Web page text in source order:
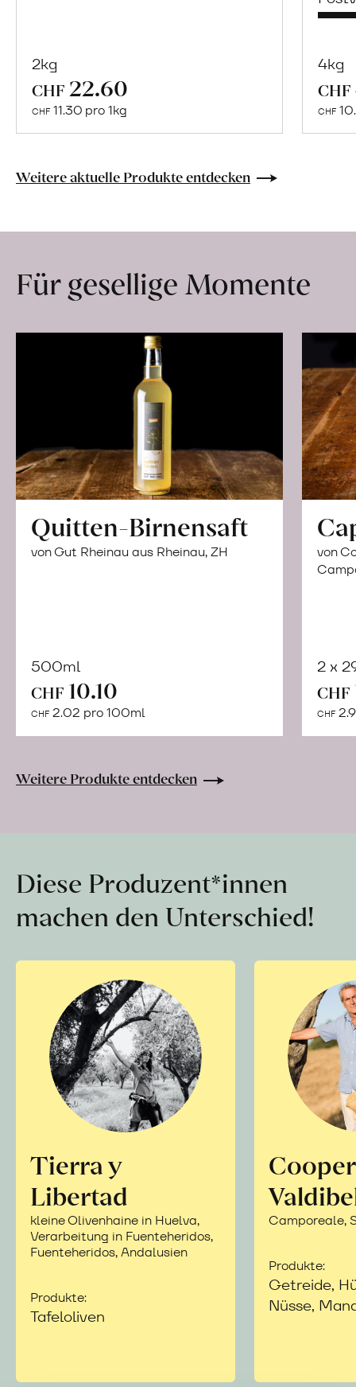
2kg
CHF 22.60
CHF 11.30 pro 1kg
Spiga
erfahren
4kg
CHF
CHF
Weitere aktuelle Produkte entdecken
Für gesellige Momente
Quitten-Birnensaft
von Gut Rheinau aus Rheinau, ZH
500ml
CHF 10.10
CHF 2.02 pro 100ml
Warenkorb
von
2 x
CHF
CHF
Weitere Produkte entdecken
Diese Produzent*innen
machen den Unterschied!
Tierra y
Libertad
kleine Olivenhaine in Huelva,
Verarbeitung in Fuenteheridos,
Fuenteheridos, Andalusien
Produkte:
Tafeloliven
Camporeale,
Produkte:
Getreide,
Nüsse,